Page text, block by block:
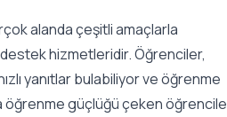
alanda çeşitli amaçlarla
destek hizmetleridir. Öğrenciler,
yanıtlar bulabiliyor ve öğrenme
öğrenme güçlüğü çeken